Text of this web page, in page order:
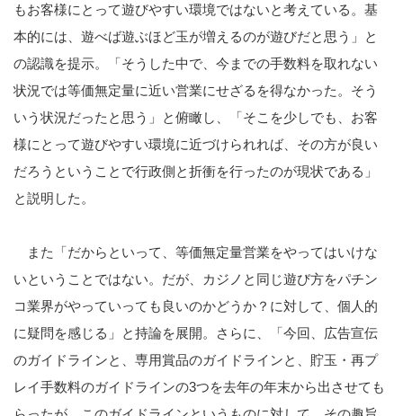
もお客様にとって遊びやすい環境ではないと考えている。基
本的には、遊べば遊ぶほど玉が増えるのが遊びだと思う」と
の認識を提示。「そうした中で、今までの手数料を取れない
状況では等価無定量に近い営業にせざるを得なかった。そう
いう状況だったと思う」と俯瞰し、「そこを少しでも、お客
様にとって遊びやすい環境に近づけられれば、その方が良い
だろうということで行政側と折衝を行ったのが現状である」
と説明した。
また「だからといって、等価無定量営業をやってはいけな
いということではない。だが、カジノと同じ遊び方をパチン
コ業界がやっていっても良いのかどうか？に対して、個人的
に疑問を感じる」と持論を展開。さらに、「今回、広告宣伝
のガイドラインと、専用賞品のガイドラインと、貯玉・再プ
レイ手数料のガイドラインの3つを去年の年末から出させても